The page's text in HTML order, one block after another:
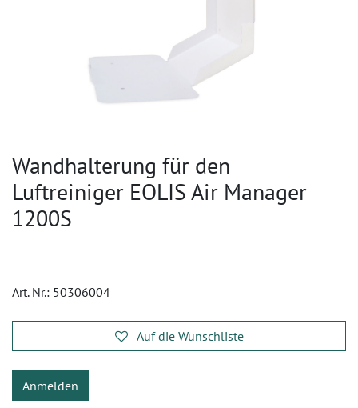
Wandhalterung für den
Luftreiniger EOLIS Air Manager
1200S
Art. Nr.: 50306004
Auf die Wunschliste
Anmelden